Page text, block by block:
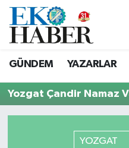
GÜNDEM YAZARLAR
Yozgat Çandir Namaz
YOZGAT
Hava Durumu
Süper Lig Puan
Tüm Manşetler